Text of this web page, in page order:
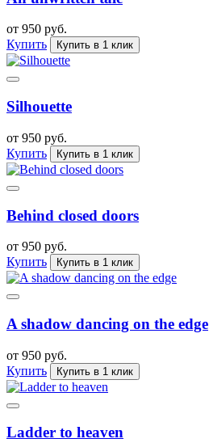
от 950 руб.
Купить
Купить в 1 клик
Silhouette
от 950 руб.
Купить
Купить в 1 клик
Behind closed doors
от 950 руб.
Купить
Купить в 1 клик
A shadow dancing on the edge
от 950 руб.
Купить
Купить в 1 клик
Ladder to heaven